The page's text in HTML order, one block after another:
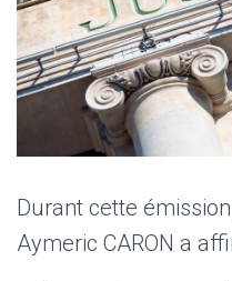
Durant cette
Aymeric CARON a